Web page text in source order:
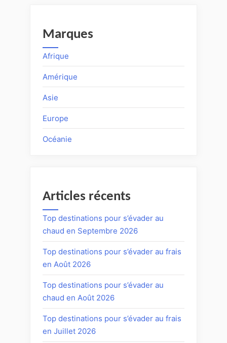
Marques
Afrique
Amérique
Asie
Europe
Océanie
Articles récents
Top destinations pour s’évader au
chaud en Septembre 2026
Top destinations pour s’évader au frais
en Août 2026
Top destinations pour s’évader au
chaud en Août 2026
Top destinations pour s’évader au frais
en Juillet 2026